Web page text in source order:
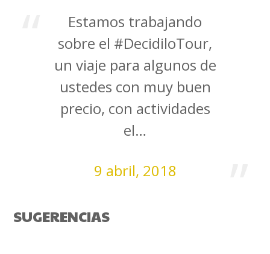
Estamos trabajando
sobre el #DecidiloTour,
un viaje para algunos de
ustedes con muy buen
precio, con actividades
el…
9 abril, 2018
SUGERENCIAS